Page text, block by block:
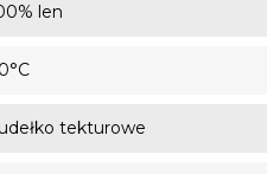
len
tekturowe